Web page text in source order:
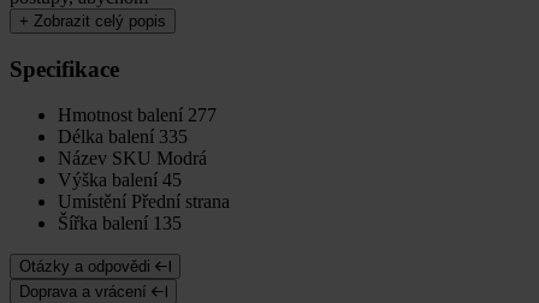
+ Zobrazit celý popis
Specifikace
Hmotnost balení 277
Délka balení 335
Název SKU Modrá
Výška balení 45
Umístění Přední strana
Šířka balení 135
Otázky a odpovědi
Doprava a vrácení